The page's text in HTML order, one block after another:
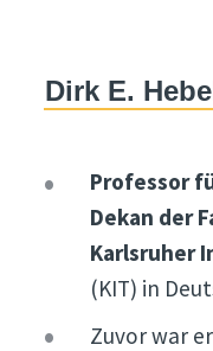
Dirk E.
Professor
Dekan der
Karlsruher
(KIT) in
Zuvor war